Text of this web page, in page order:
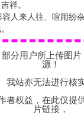
祥。
容人来人往、喧闹纷
分用户所上传图
源！
我站亦无法进行核
者权益，在此仅提
片链接，